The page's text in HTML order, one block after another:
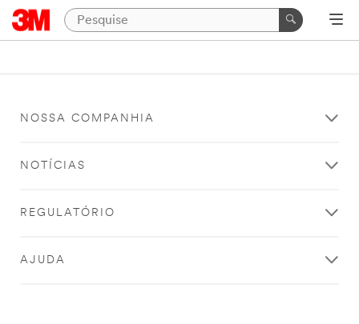
NOSSA COMPANHIA
NOTÍCIAS
REGULATÓRIO
AJUDA